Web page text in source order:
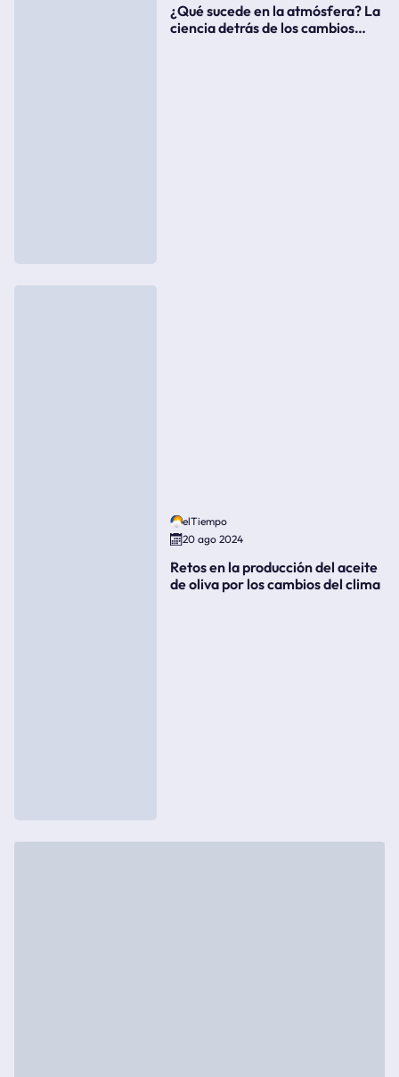
¿Qué sucede en la atmósfera? La
ciencia detrás de los cambios
elTiempo
20 ago 2024
Retos en la producción del aceite
de oliva por los cambios del clima